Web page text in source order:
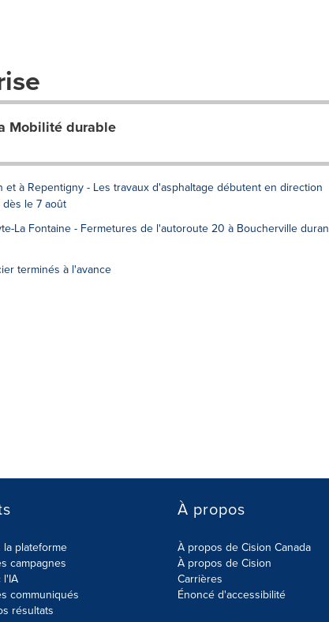
Mobilité durable
et à Repentigny - Les travaux d'asphaltage débutent en direction
le 7 août
La Fontaine - Fermetures de l'autoroute 20 à Boucherville
terminés à l'avance
plateforme
campagnes
l'IA
communiqués
résultats
À propos
À propos de Cision Canada
À propos de Cision
Carrières
Énoncé d'accessibilité